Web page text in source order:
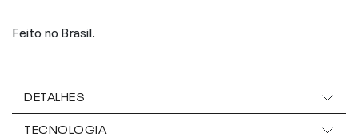
Feito no Brasil.
DETALHES
TECNOLOGIA